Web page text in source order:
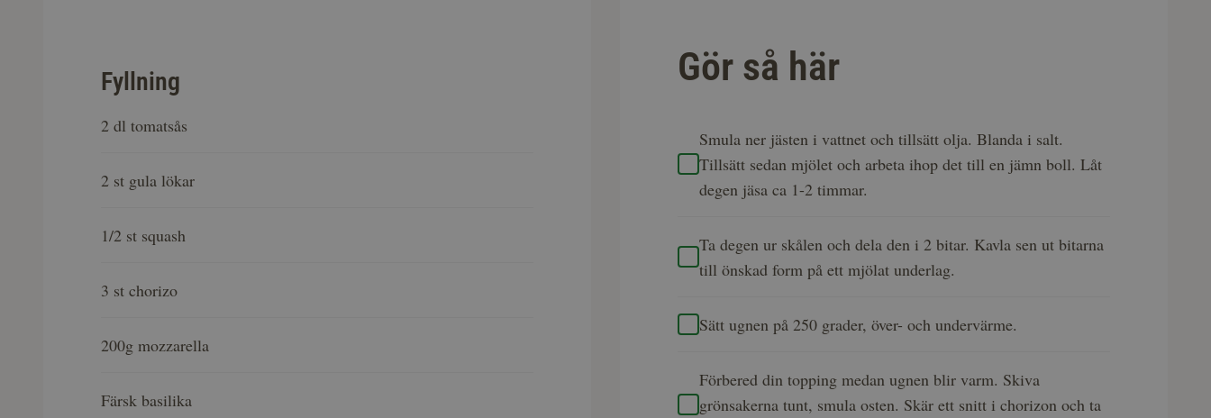
Fyllning
2 dl tomatsås
2 st gula lökar
1/2 st squash
3 st chorizo
200g mozzarella
Färsk basilika
Gör så här
Smula ner jästen i vattnet och tillsätt olja. Blanda i salt.
Tillsätt sedan mjölet och arbeta ihop det till en jämn boll. Låt
degen jäsa ca 1-2 timmar.
Ta degen ur skålen och dela den i 2 bitar. Kavla sen ut bitarna
till önskad form på ett mjölat underlag.
Sätt ugnen på 250 grader, över- och undervärme.
Förbered din topping medan ugnen blir varm. Skiva
grönsakerna tunt, smula osten. Skär ett snitt i chorizon och ta